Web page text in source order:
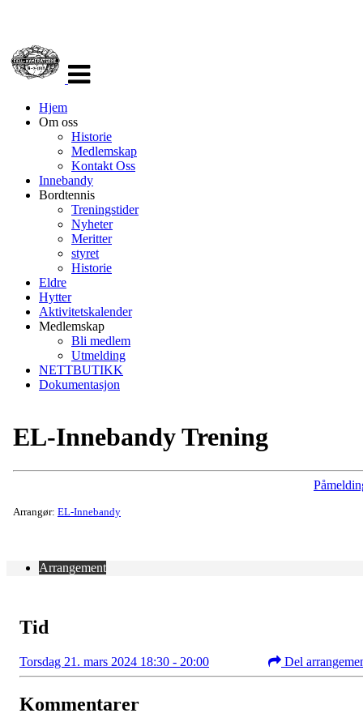
navigasjon
Hjem
Om oss
Historie
Medlemskap
Kontakt Oss
Innebandy
Bordtennis
Treningstider
Nyheter
Meritter
styret
Historie
Eldre
Hytter
Aktivitetskalender
Medlemskap
Bli medlem
Utmelding
NETTBUTIKK
Dokumentasjon
EL-Innebandy Trening
Arrangør: EL-Innebandy
Arrangement
Tid
Torsdag 21. mars 2024 18:30 - 20:00 Del
Kommentarer